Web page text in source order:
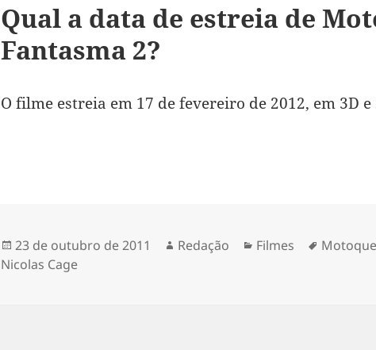
Qual a data de estreia de
Fantasma 2?
O filme estreia em 17 de fevereiro de 2012, em 3D e
Publicado
em
23 de outubro de 2011 Autor
Redação Categorias
Filmes Tags
Nicolas Cage